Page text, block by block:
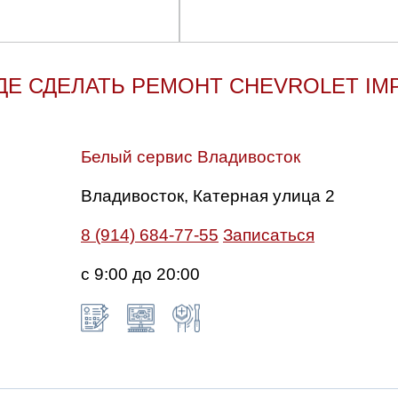
СДЕЛАТЬ РЕМОНТ CHEVROLET
Белый сервис Владивосток
Владивосток, Катерная улица 2
8 (914) 684-77-55 Записаться
с 9:00 до 20:00